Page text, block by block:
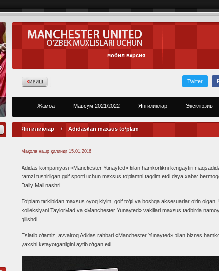
мобил версия
Twitter
Жамоа Мавсум 2021/2022 Янгиликлар Эксклюзив
Янгиликлар / Adidasdan maxsus to‘plam
Мақола нашр қилинди 15.01.2016
Adidas kompaniyasi «Manchester Yunayted» bilan hamkorlikni kengaytiri
ramzi tushirilgan golf sporti uchun maxsus to‘plamni taqdim etdi deya xabar
Daily Mail nashri.
To‘plam tarkibidan maxsus oyoq kiyim, golf to‘pi va boshqa aksesuarlar o‘rin olgan.
kolleksiyani TaylorMad va «Manchester Yunayted» vakillari maxsus tadbirda
qilishdi.
Eslatib o‘tamiz, avvalroq Adidas rahbari «Manchester Yunayted» bilan biznes
yaxshi ketayotganligini aytib o‘tgan edi.